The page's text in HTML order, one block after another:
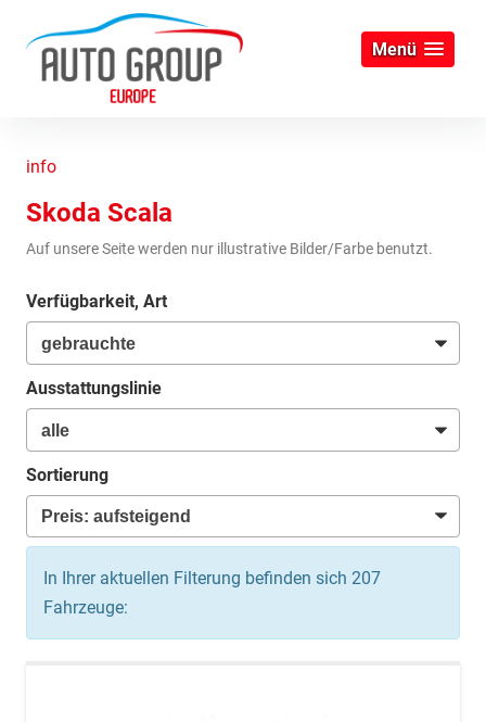
Menü
info
Skoda Scala
Auf unsere Seite werden nur illustrative Bilder/Farbe benutzt.
Verfügbarkeit, Art
Ausstattungslinie
Sortierung
In Ihrer aktuellen Filterung befinden sich 207
Fahrzeuge: